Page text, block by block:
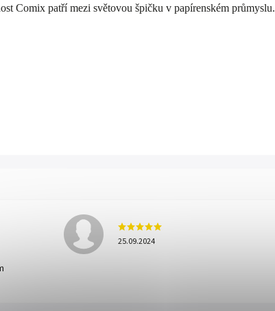
Comix patří mezi světovou špičku v papírenském průmyslu.
25.09.2024